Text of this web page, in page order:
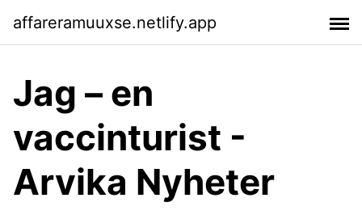
affareramuuxse.netlify.app
Jag – en
vaccinturist -
Arvika Nyheter